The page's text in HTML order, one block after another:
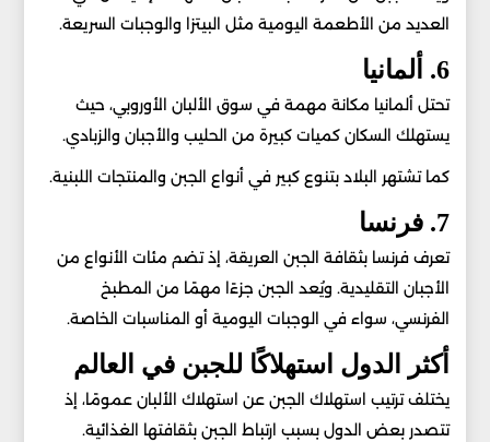
العديد من الأطعمة اليومية مثل البيتزا والوجبات السريعة.
6. ألمانيا
تحتل ألمانيا مكانة مهمة في سوق الألبان الأوروبي، حيث
يستهلك السكان كميات كبيرة من الحليب والأجبان والزبادي.
كما تشتهر البلاد بتنوع كبير في أنواع الجبن والمنتجات اللبنية.
7. فرنسا
تعرف فرنسا بثقافة الجبن العريقة، إذ تضم مئات الأنواع من
الأجبان التقليدية. ويُعد الجبن جزءًا مهمًا من المطبخ
الفرنسي، سواء في الوجبات اليومية أو المناسبات الخاصة.
أكثر الدول استهلاكًا للجبن في العالم
يختلف ترتيب استهلاك الجبن عن استهلاك الألبان عمومًا، إذ
تتصدر بعض الدول بسبب ارتباط الجبن بثقافتها الغذائية.